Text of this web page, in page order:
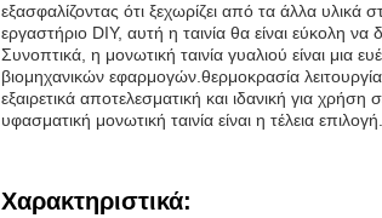
εξασφαλίζοντας ότι ξεχωρίζει από τα άλλα
εργαστήριο DIY, αυτή η ταινία θα είναι εύκολη
Συνοπτικά, η μονωτική ταινία γυαλιού είναι μια
βιομηχανικών εφαρμογών.θερμοκρασία
εξαιρετικά αποτελεσματική και ιδανική για
υφασματική μονωτική ταινία είναι η τέλεια επιλογή.
Χαρακτηριστικά: